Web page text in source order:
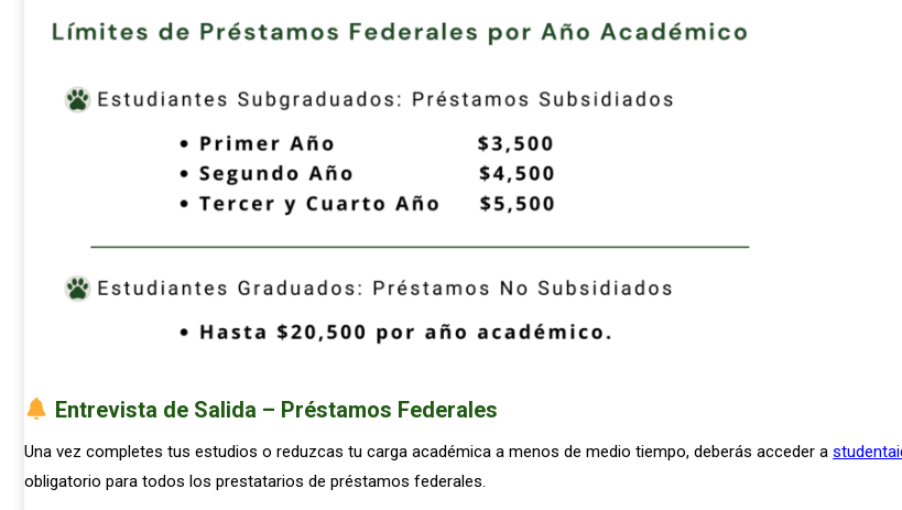
Entrevista de Salida – Préstamos Federales
Una vez completes tus estudios o reduzcas tu carga académica a menos de medio tiempo, deberás acceder a
obligatorio para todos los prestatarios de préstamos federales.